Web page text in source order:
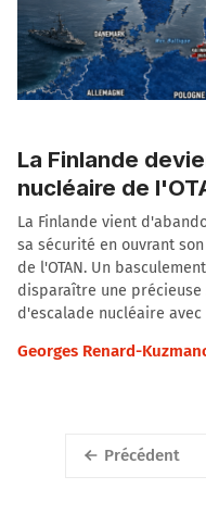
La Finlande
nucléaire de
La Finlande vient
sa sécurité en ouvrant
de l'OTAN. Un
disparaître une
d'escalade nucléaire avec
Georges Renard-
Précédent